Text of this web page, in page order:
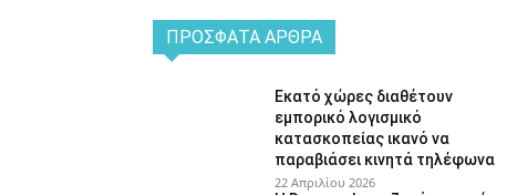
ΠΡΌΣΦΑΤΑ ΆΡΘΡΑ
Εκατό χώρες διαθέτουν
εμπορικό λογισμικό
κατασκοπείας ικανό να
παραβιάσει κινητά τηλέφωνα
22 Απριλίου 2026